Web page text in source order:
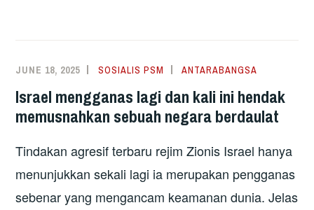
JUNE 18, 2025 SOSIALIS PSM ANTARABANGSA
Israel mengganas lagi dan kali ini hendak
memusnahkan sebuah negara berdaulat
Tindakan agresif terbaru rejim Zionis Israel hanya
menunjukkan sekali lagi ia merupakan pengganas
sebenar yang mengancam keamanan dunia. Jelas